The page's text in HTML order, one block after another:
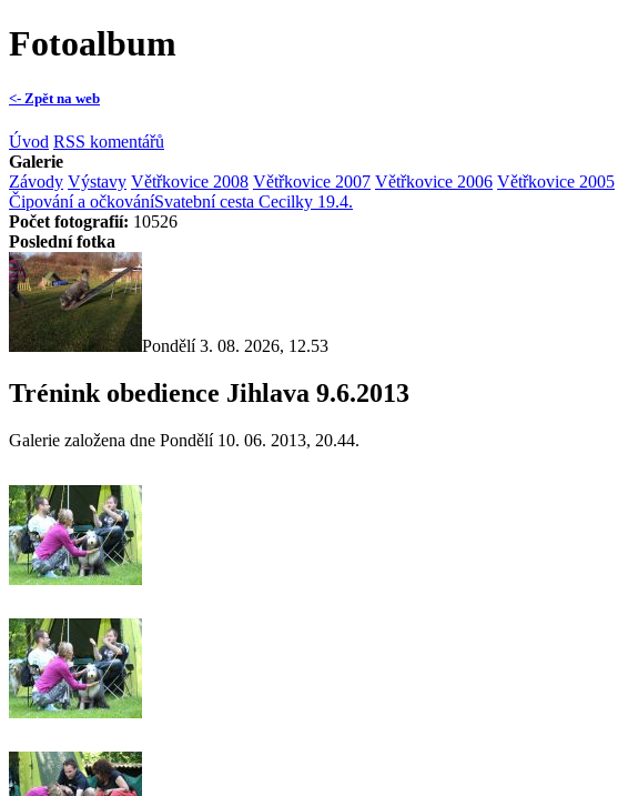
Fotoalbum
<- Zpět na web
Úvod RSS komentářů
Galerie
Závody Výstavy Větřkovice 2008 Větřkovice 2007 Větřkovice 2006 Větřkovice 2005
Čipování a očkováníSvatební cesta Cecilky 19.4.
Počet fotografií: 10526
Poslední fotka
Pondělí 3. 08. 2026, 12.53
Trénink obedience Jihlava 9.6.2013
Galerie založena dne Pondělí 10. 06. 2013, 20.44.